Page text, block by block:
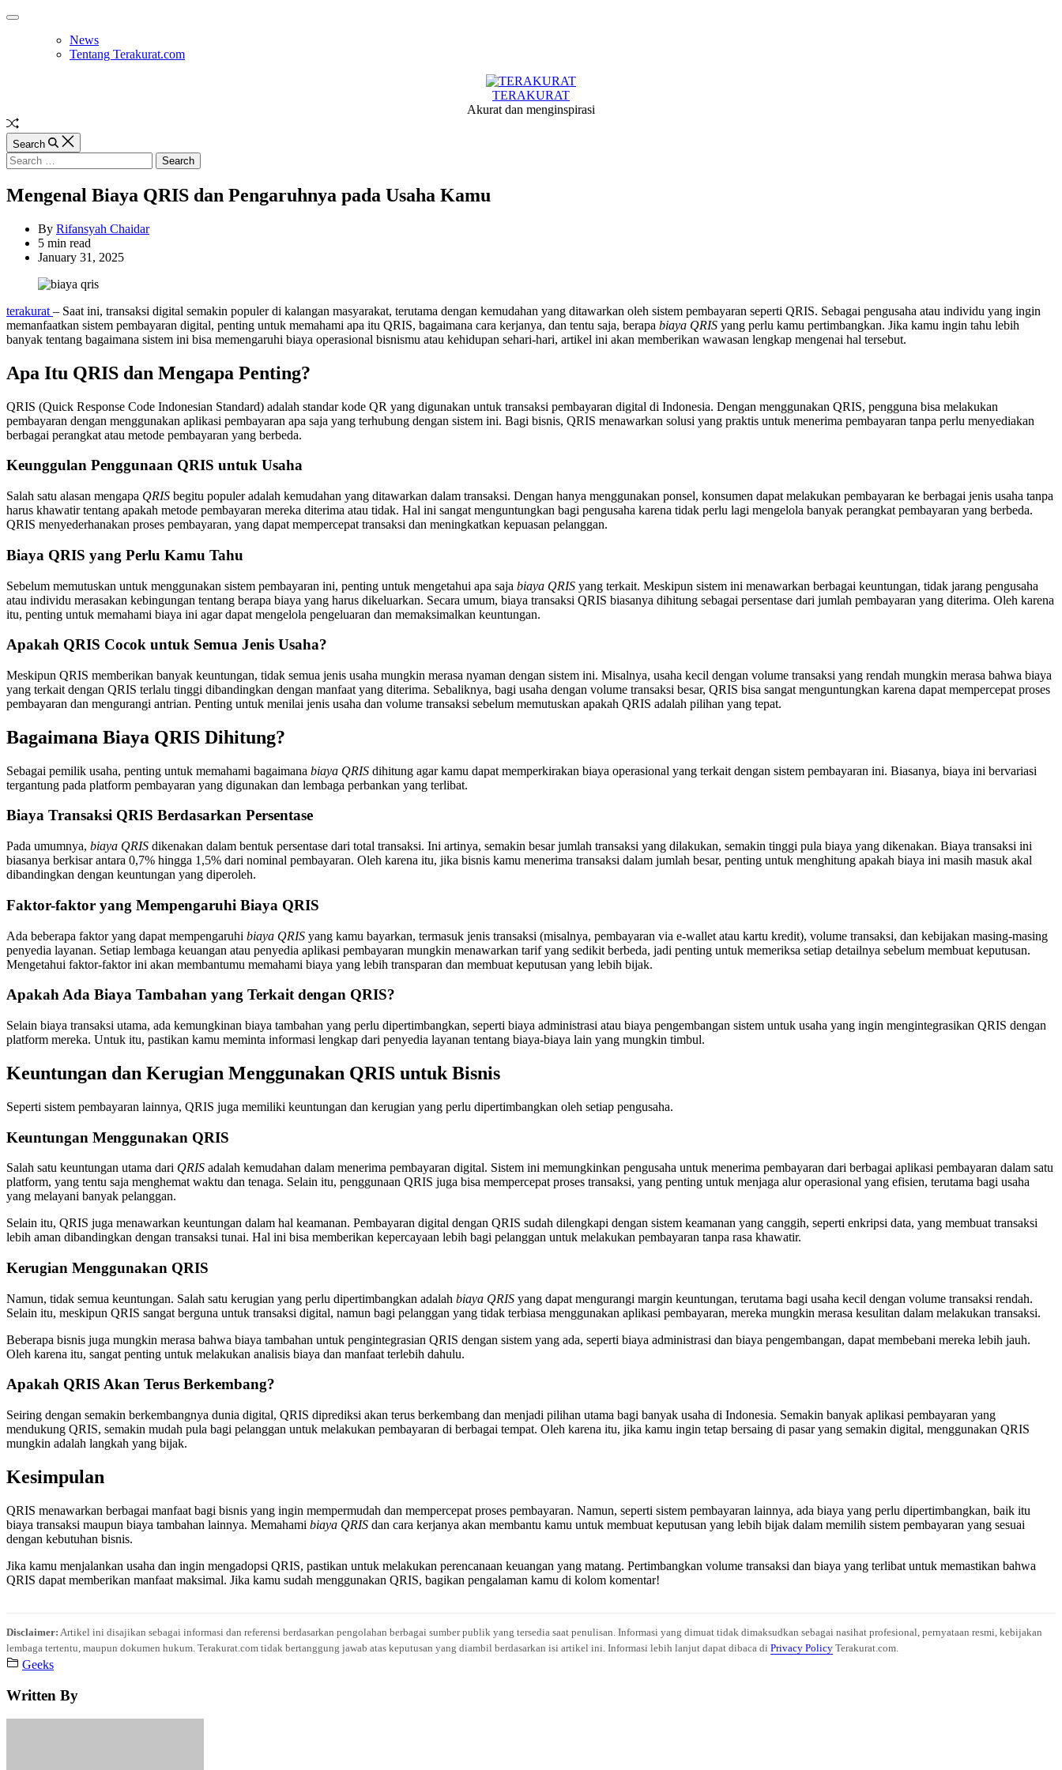
Skip
Off
News
Tentang Terakurat.com
TERAKURAT
Akurat dan menginspirasi
Random
Article
Search
Search
for:
Mengenal Biaya QRIS dan Pengaruhnya pada Usaha Kamu
By Rifansyah Chaidar
Estimated
read
5 min read
January 31, 2025
terakurat – Saat ini, transaksi digital semakin populer di kalangan masyarakat, terutama dengan kemudahan yang ditawarkan oleh sistem pembayaran seperti QRIS. Sebagai pengusaha atau individu yang ingin
memanfaatkan sistem pembayaran digital, penting untuk memahami apa itu QRIS, bagaimana cara kerjanya, dan tentu saja, berapa biaya QRIS yang perlu kamu pertimbangkan. Jika kamu ingin tahu lebih
banyak tentang bagaimana sistem ini bisa memengaruhi biaya operasional bisnismu atau kehidupan sehari-hari, artikel ini akan memberikan wawasan lengkap mengenai hal tersebut.
Apa Itu QRIS dan Mengapa Penting?
QRIS (Quick Response Code Indonesian Standard) adalah standar kode QR yang digunakan untuk transaksi pembayaran digital di Indonesia. Dengan menggunakan QRIS, pengguna bisa melakukan
pembayaran dengan menggunakan aplikasi pembayaran apa saja yang terhubung dengan sistem ini. Bagi bisnis, QRIS menawarkan solusi yang praktis untuk menerima pembayaran tanpa perlu menyediakan
berbagai perangkat atau metode pembayaran yang berbeda.
Keunggulan Penggunaan QRIS untuk Usaha
Salah satu alasan mengapa QRIS begitu populer adalah kemudahan yang ditawarkan dalam transaksi. Dengan hanya menggunakan ponsel, konsumen dapat melakukan pembayaran ke berbagai jenis usaha tanpa
harus khawatir tentang apakah metode pembayaran mereka diterima atau tidak. Hal ini sangat menguntungkan bagi pengusaha karena tidak perlu lagi mengelola banyak perangkat pembayaran yang berbeda.
QRIS menyederhanakan proses pembayaran, yang dapat mempercepat transaksi dan meningkatkan kepuasan pelanggan.
Biaya QRIS yang Perlu Kamu Tahu
Sebelum memutuskan untuk menggunakan sistem pembayaran ini, penting untuk mengetahui apa saja biaya QRIS yang terkait. Meskipun sistem ini menawarkan berbagai keuntungan, tidak jarang pengusaha
atau individu merasakan kebingungan tentang berapa biaya yang harus dikeluarkan. Secara umum, biaya transaksi QRIS biasanya dihitung sebagai persentase dari jumlah pembayaran yang diterima. Oleh karena
itu, penting untuk memahami biaya ini agar dapat mengelola pengeluaran dan memaksimalkan keuntungan.
Apakah QRIS Cocok untuk Semua Jenis Usaha?
Meskipun QRIS memberikan banyak keuntungan, tidak semua jenis usaha mungkin merasa nyaman dengan sistem ini. Misalnya, usaha kecil dengan volume transaksi yang rendah mungkin merasa bahwa biaya
yang terkait dengan QRIS terlalu tinggi dibandingkan dengan manfaat yang diterima. Sebaliknya, bagi usaha dengan volume transaksi besar, QRIS bisa sangat menguntungkan karena dapat mempercepat proses
pembayaran dan mengurangi antrian. Penting untuk menilai jenis usaha dan volume transaksi sebelum memutuskan apakah QRIS adalah pilihan yang tepat.
Bagaimana Biaya QRIS Dihitung?
Sebagai pemilik usaha, penting untuk memahami bagaimana biaya QRIS dihitung agar kamu dapat memperkirakan biaya operasional yang terkait dengan sistem pembayaran ini. Biasanya, biaya ini bervariasi
tergantung pada platform pembayaran yang digunakan dan lembaga perbankan yang terlibat.
Biaya Transaksi QRIS Berdasarkan Persentase
Pada umumnya, biaya QRIS dikenakan dalam bentuk persentase dari total transaksi. Ini artinya, semakin besar jumlah transaksi yang dilakukan, semakin tinggi pula biaya yang dikenakan. Biaya transaksi ini
biasanya berkisar antara 0,7% hingga 1,5% dari nominal pembayaran. Oleh karena itu, jika bisnis kamu menerima transaksi dalam jumlah besar, penting untuk menghitung apakah biaya ini masih masuk akal
dibandingkan dengan keuntungan yang diperoleh.
Faktor-faktor yang Mempengaruhi Biaya QRIS
Ada beberapa faktor yang dapat mempengaruhi biaya QRIS yang kamu bayarkan, termasuk jenis transaksi (misalnya, pembayaran via e-wallet atau kartu kredit), volume transaksi, dan kebijakan masing-masing
penyedia layanan. Setiap lembaga keuangan atau penyedia aplikasi pembayaran mungkin menawarkan tarif yang sedikit berbeda, jadi penting untuk memeriksa setiap detailnya sebelum membuat keputusan.
Mengetahui faktor-faktor ini akan membantumu memahami biaya yang lebih transparan dan membuat keputusan yang lebih bijak.
Apakah Ada Biaya Tambahan yang Terkait dengan QRIS?
Selain biaya transaksi utama, ada kemungkinan biaya tambahan yang perlu dipertimbangkan, seperti biaya administrasi atau biaya pengembangan sistem untuk usaha yang ingin mengintegrasikan QRIS dengan
platform mereka. Untuk itu, pastikan kamu meminta informasi lengkap dari penyedia layanan tentang biaya-biaya lain yang mungkin timbul.
Keuntungan dan Kerugian Menggunakan QRIS untuk Bisnis
Seperti sistem pembayaran lainnya, QRIS juga memiliki keuntungan dan kerugian yang perlu dipertimbangkan oleh setiap pengusaha.
Keuntungan Menggunakan QRIS
Salah satu keuntungan utama dari QRIS adalah kemudahan dalam menerima pembayaran digital. Sistem ini memungkinkan pengusaha untuk menerima pembayaran dari berbagai aplikasi pembayaran dalam satu
platform, yang tentu saja menghemat waktu dan tenaga. Selain itu, penggunaan QRIS juga bisa mempercepat proses transaksi, yang penting untuk menjaga alur operasional yang efisien, terutama bagi usaha
yang melayani banyak pelanggan.
Selain itu, QRIS juga menawarkan keuntungan dalam hal keamanan. Pembayaran digital dengan QRIS sudah dilengkapi dengan sistem keamanan yang canggih, seperti enkripsi data, yang membuat transaksi
lebih aman dibandingkan dengan transaksi tunai. Hal ini bisa memberikan kepercayaan lebih bagi pelanggan untuk melakukan pembayaran tanpa rasa khawatir.
Kerugian Menggunakan QRIS
Namun, tidak semua keuntungan. Salah satu kerugian yang perlu dipertimbangkan adalah biaya QRIS yang dapat mengurangi margin keuntungan, terutama bagi usaha kecil dengan volume transaksi rendah.
Selain itu, meskipun QRIS sangat berguna untuk transaksi digital, namun bagi pelanggan yang tidak terbiasa menggunakan aplikasi pembayaran, mereka mungkin merasa kesulitan dalam melakukan transaksi.
Beberapa bisnis juga mungkin merasa bahwa biaya tambahan untuk pengintegrasian QRIS dengan sistem yang ada, seperti biaya administrasi dan biaya pengembangan, dapat membebani mereka lebih jauh.
Oleh karena itu, sangat penting untuk melakukan analisis biaya dan manfaat terlebih dahulu.
Apakah QRIS Akan Terus Berkembang?
Seiring dengan semakin berkembangnya dunia digital, QRIS diprediksi akan terus berkembang dan menjadi pilihan utama bagi banyak usaha di Indonesia. Semakin banyak aplikasi pembayaran yang
mendukung QRIS, semakin mudah pula bagi pelanggan untuk melakukan pembayaran di berbagai tempat. Oleh karena itu, jika kamu ingin tetap bersaing di pasar yang semakin digital, menggunakan QRIS
mungkin adalah langkah yang bijak.
Kesimpulan
QRIS menawarkan berbagai manfaat bagi bisnis yang ingin mempermudah dan mempercepat proses pembayaran. Namun, seperti sistem pembayaran lainnya, ada biaya yang perlu dipertimbangkan, baik itu
biaya transaksi maupun biaya tambahan lainnya. Memahami biaya QRIS dan cara kerjanya akan membantu kamu untuk membuat keputusan yang lebih bijak dalam memilih sistem pembayaran yang sesuai
dengan kebutuhan bisnis.
Jika kamu menjalankan usaha dan ingin mengadopsi QRIS, pastikan untuk melakukan perencanaan keuangan yang matang. Pertimbangkan volume transaksi dan biaya yang terlibat untuk memastikan bahwa
QRIS dapat memberikan manfaat maksimal. Jika kamu sudah menggunakan QRIS, bagikan pengalaman kamu di kolom komentar!
Disclaimer: Artikel ini disajikan sebagai informasi dan referensi berdasarkan pengolahan berbagai sumber publik yang tersedia saat penulisan. Informasi yang dimuat tidak dimaksudkan sebagai nasihat profesional, pernyataan resmi, kebijakan
lembaga tertentu, maupun dokumen hukum. Terakurat.com tidak bertanggung jawab atas keputusan yang diambil berdasarkan isi artikel ini. Informasi lebih lanjut dapat dibaca di Privacy Policy Terakurat.com.
Geeks
Written By